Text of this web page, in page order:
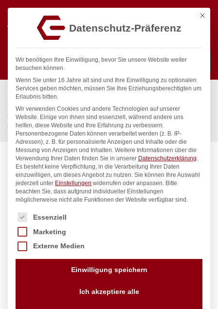
Suchen
Start / Gastronomiebedarf & Gastro Geräte für Profis
Präsentation
Buffet-Präsentation
/
Chafing Dish HENDI UNIQ, HENDI, Weiß, 220-240V/700W,
607x402x(H)245mm
Mit
Datenschutz-Präferenz
Wir benötigen Ihre Einwilligung, bevor Sie unsere Website weiter
besuchen können.
Wenn Sie unter 16 Jahre alt sind und Ihre Einwilligung zu optionalen
Services geben möchten, müssen Sie Ihre Erziehungsberechtigten um
Erlaubnis bitten.
Wir verwenden Cookies und andere Technologien auf unserer
Website. Einige von ihnen sind essenziell, während andere uns
helfen, diese Website und Ihre Erfahrung zu verbessern.
Personenbezogene Daten können verarbeitet werden (z. B. IP-
Adressen), z. B. für personalisierte Anzeigen und Inhalte oder die
Messung von Anzeigen und Inhalten. Weitere Informationen über die
Verwendung Ihrer Daten finden Sie in unserer Datenschutzerklärung.
Es besteht keine Verpflichtung, in die Verarbeitung Ihrer Daten
einzuwilligen, um dieses Angebot zu nutzen. Sie können Ihre Auswahl
jederzeit unter Einstellungen widerrufen oder anpassen. Bitte
beachten Sie, dass aufgrund individueller Einstellungen
möglicherweise nicht alle Funktionen der Website verfügbar sind.
Es folgt eine Liste der Service-Gruppen, für die eine
Essenziell
Marketing
Externe Medien
Einwilligung speichern
Ich akzeptiere alle